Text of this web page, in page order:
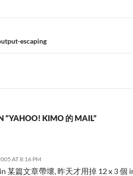
escaping
“YAHOO! KIMO 的 MAIL”
AT 8:16 PM
某篇文章帶壞, 昨天才用掉 12 x 3 個